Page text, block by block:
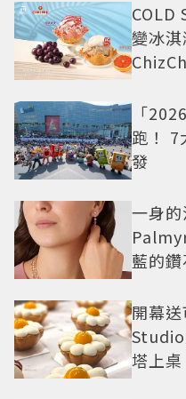
COLD
變冰
「
跑！ 7
發
一身
藍的
開幕
Studio
塔上桌